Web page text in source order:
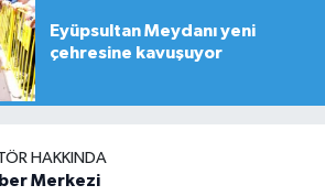
Eyüpsultan Meydanı yeni
çehresine kavuşuyor
HAKKINDA
Merkezi